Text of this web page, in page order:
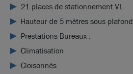
21 places de stationnement VL
Hauteur de 5 mètres sous plafond
Prestations Bureaux :
Climatisation
Cloisonnés